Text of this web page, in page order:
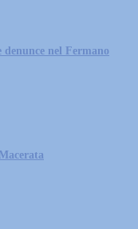
nel Fermano